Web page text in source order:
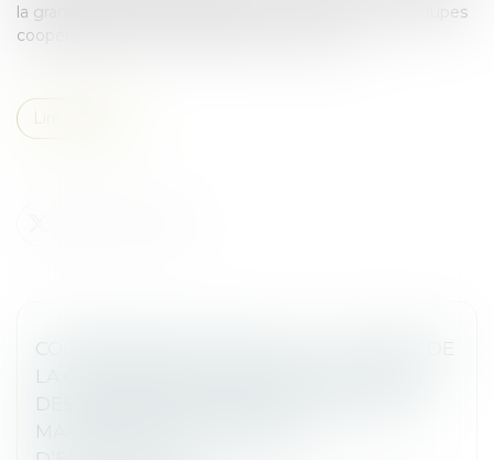
la grande distribution), le projet de fusion entre les groupes
coopératifs Euralis et Maïsadour est autorisé...
Lire la suite
COOPÉRATIVES AGRICOLES : L’AUTORITÉ DE
LA CONCURRENCE AUTORISE LA FUSION
DES GROUPES COOPÉRATIFS EURALIS ET
MAÏSADOUR, SOUS RÉSERVE